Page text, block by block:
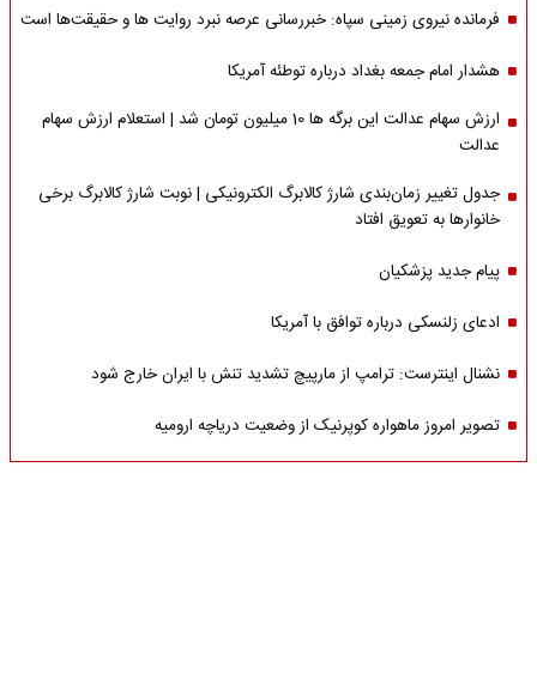
فرمانده نیروی زمینی سپاه: خبررسانی عرصه نبرد روایت ها و حقیقت‌ها است
هشدار امام جمعه بغداد درباره توطئه آمریکا
ارزش سهام عدالت این برگه ها 10 میلیون تومان شد | استعلام ارزش سهام
عدالت
جدول تغییر زمان‌بندی شارژ کالابرگ الکترونیکی | نوبت شارژ کالابرگ برخی
خانوارها به تعویق افتاد
پیام جدید پزشکیان
ادعای زلنسکی درباره توافق با آمریکا
نشنال اینترست: ترامپ از مارپیچ تشدید تنش با ایران خارج شود
تصویر امروز ماهواره کوپرنیک از وضعیت دریاچه ارومیه